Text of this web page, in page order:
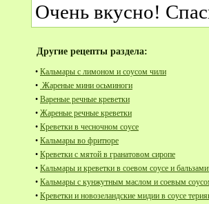
Очень вкусно!
Другие рецепты раздела:
• Кальмары с лимоном и соусом чили
• Жареные мини осьминоги
• Вареные речные креветки
• Жареные речные креветки
• Креветки в чесночном соусе
• Кальмары во фритюре
• Креветки с мятой в гранатовом сиропе
• Кальмары и креветки в соевом соусе и
• Кальмары с кунжутным маслом и соевым
• Креветки и новозеландские мидии в соусе